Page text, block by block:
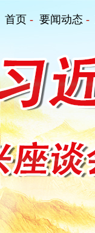
首页 - 要闻动态 -